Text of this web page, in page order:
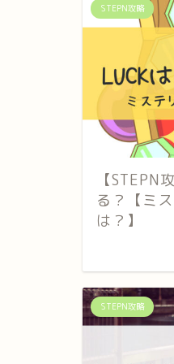
STEPN攻略
【
る？【ミ
は？】
STEPN攻略